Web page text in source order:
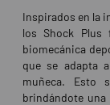
Inspirados en la
los Shock
biomecánica
que se adapta
muñeca. Esto
brindándote